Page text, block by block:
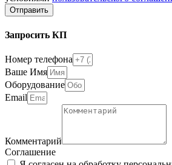
Отправить
Запросить КП
Номер телефона
Ваше Имя
Оборудование
Email
Комментарий
Соглашение